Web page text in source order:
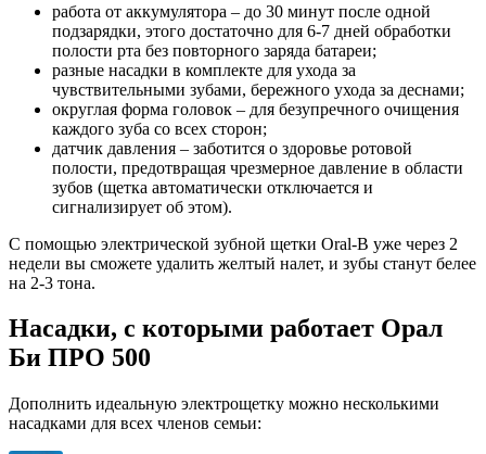
работа от аккумулятора – до 30 минут после одной
подзарядки, этого достаточно для 6-7 дней обработки
полости рта без повторного заряда батареи;
разные насадки в комплекте для ухода за
чувствительными зубами, бережного ухода за деснами;
округлая форма головок – для безупречного очищения
каждого зуба со всех сторон;
датчик давления – заботится о здоровье ротовой
полости, предотвращая чрезмерное давление в области
зубов (щетка автоматически отключается и
сигнализирует об этом).
С помощью электрической зубной щетки Oral-B уже через 2
недели вы сможете удалить желтый налет, и зубы станут белее
на 2-3 тона.
Насадки, с которыми работает Орал
Би ПРО 500
Дополнить идеальную электрощетку можно несколькими
насадками для всех членов семьи: